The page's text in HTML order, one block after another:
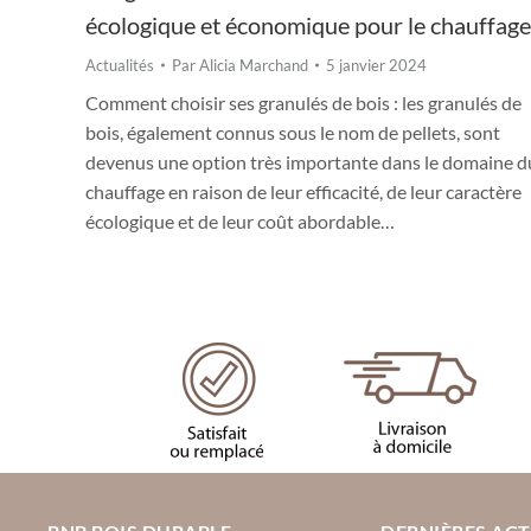
écologique et économique pour le chauffage
Actualités ParAlicia Marchand 5 janvier 2024
Comment choisir ses granulés de bois : les granulés de
bois, également connus sous le nom de pellets, sont
devenus une option très importante dans le domaine
chauffage en raison de leur efficacité, de leur caractère
écologique et de leur coût abordable…